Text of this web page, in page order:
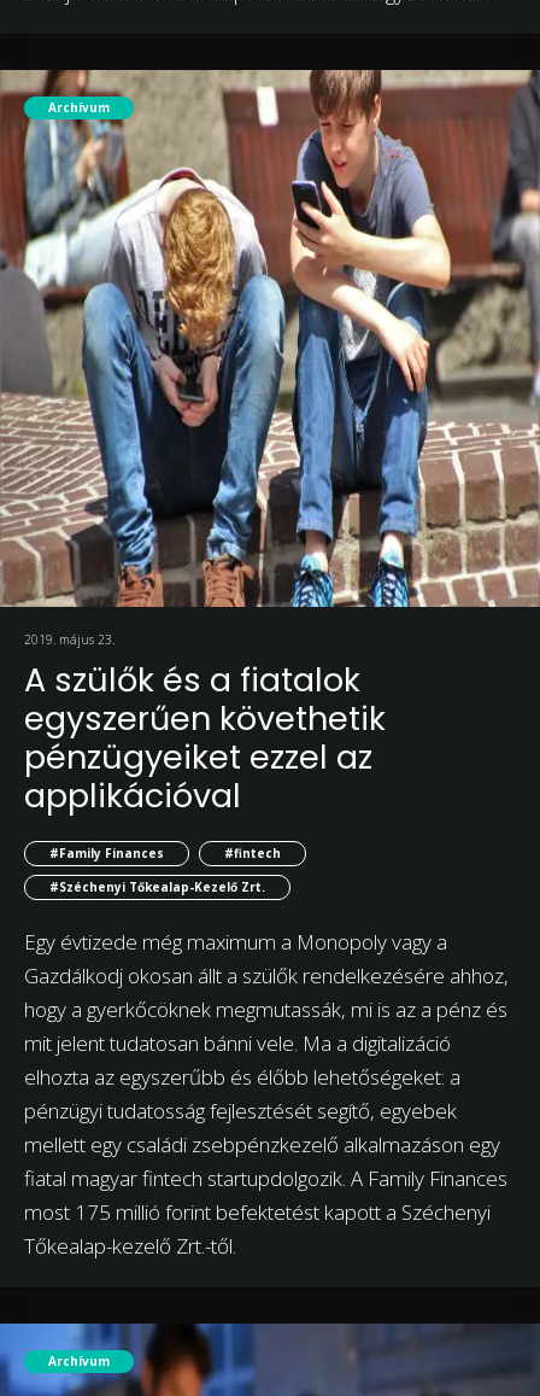
Archívum
2019. május 23.
A szülők és a fiatalok
egyszerűen követhetik
pénzügyeiket ezzel az
applikációval
#Family Finances
#fintech
#Széchenyi Tőkealap-Kezelő Zrt.
Egy évtizede még maximum a Monopoly vagy a
Gazdálkodj okosan állt a szülők rendelkezésére ahhoz,
hogy a gyerkőcöknek megmutassák, mi is az a pénz és
mit jelent tudatosan bánni vele. Ma a digitalizáció
elhozta az egyszerűbb és élőbb lehetőségeket: a
pénzügyi tudatosság fejlesztését segítő, egyebek
mellett egy családi zsebpénzkezelő alkalmazáson egy
fiatal magyar fintech startupdolgozik. A Family Finances
most 175 millió forint befektetést kapott a Széchenyi
Tőkealap-kezelő Zrt.-től.
Archívum